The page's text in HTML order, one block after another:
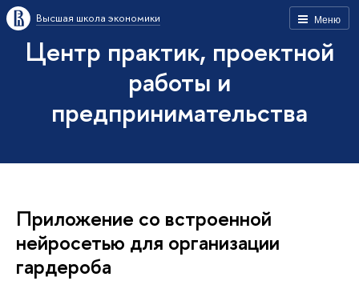
Меню
Высшая школа экономики
Центр практик, проектной
работы и
предпринимательства
Приложение со встроенной
нейросетью для организации
гардероба